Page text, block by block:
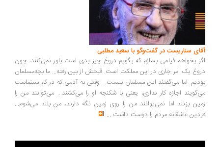
سناریست در گفت‌وگو با سعید مطلبی
بخواهم فیلمی بسازم که بگویم دروغ چیز بدی است باور نمی‌کنند، چون
یک امر جاری در این مملکت است. قبحش از بین رفته... ما بچه‌مسلمان
اما می‌گفتند این مسلمان نیست... وقتی به آدمی که در کار سینماست
اجازه کار نداری، یعنی با شکنجه او را می‌کشند... می‌توانند من را
بزنند اما نمی‌توانند من را روی زمین نگه دارند، من بلند می‌شوم...
عاشقانه مردم را دوست داشت ...